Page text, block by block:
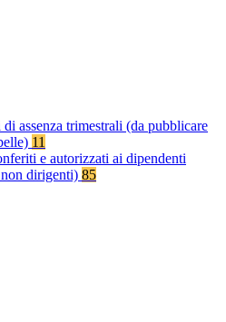
di assenza trimestrali (da pubblicare
11
e autorizzati ai dipendenti
dirigenti) 85